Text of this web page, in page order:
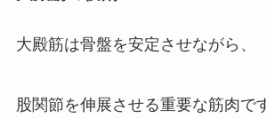
大殿筋は骨盤を安定させながら、
股関節を伸展させる重要な筋肉で